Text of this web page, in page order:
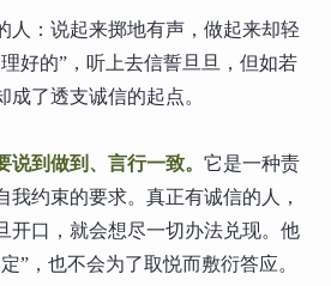
人：说起来掷地有声，做起来却轻
好的”，听上去信誓旦旦，但如若
了透支诚信的起点。
说到做到、言行一致。它是一种责
我约束的要求。真正有诚信的人，
开口，就会想尽一切办法兑现。他
”，也不会为了取悦而敷衍答应。